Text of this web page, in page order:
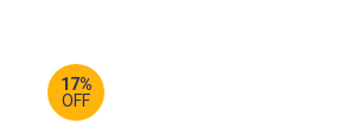
17%
OFF